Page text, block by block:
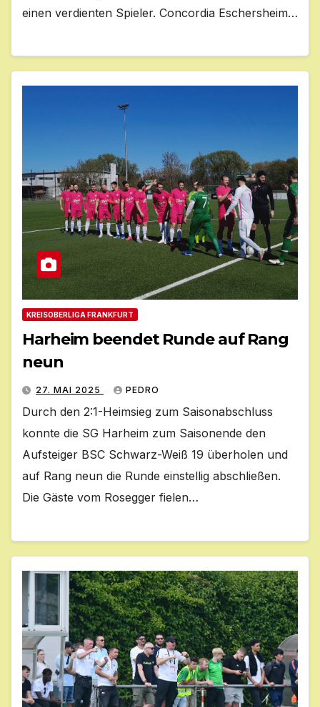
einen verdienten Spieler. Concordia Eschersheim…
KREISOBERLIGA FRANKFURT
Harheim beendet Runde auf Rang
neun
27. MAI 2025 PEDRO
Durch den 2:1-Heimsieg zum Saisonabschluss
konnte die SG Harheim zum Saisonende den
Aufsteiger BSC Schwarz-Weiß 19 überholen und
auf Rang neun die Runde einstellig abschließen.
Die Gäste vom Rosegger fielen…